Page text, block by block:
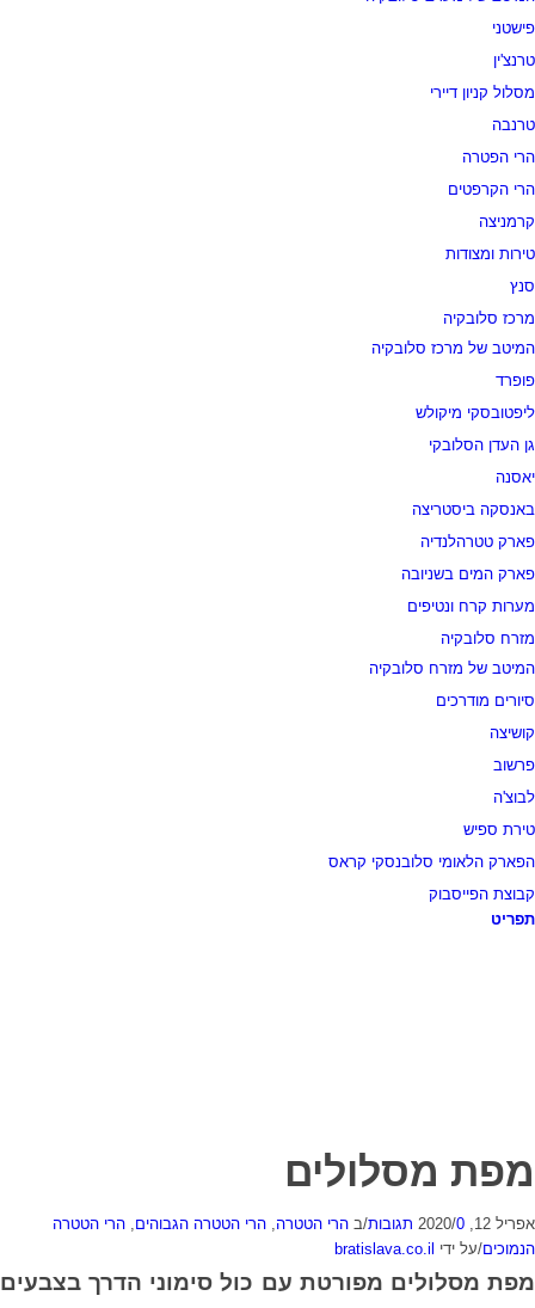
פישטני
טרנצ'ין
מסלול קניון דיירי
טרנבה
הרי הפטרה
הרי הקרפטים
קרמניצה
טירות ומצודות
סנץ
מרכז סלובקיה
המיטב של מרכז סלובקיה
פופרד
ליפטובסקי מיקולש
גן העדן הסלובקי
יאסנה
באנסקה ביסטריצה
פארק טטרהלנדיה
פארק המים בשניובה
מערות קרח ונטיפים
מזרח סלובקיה
המיטב של מזרח סלובקיה
סיורים מודרכים
קושיצה
פרשוב
לבוצ'ה
טירת ספיש
הפארק הלאומי סלובנסקי קראס
קבוצת הפייסבוק
תפריט
מפת מסלולים
אפריל 12, 2020 /0 תגובות /ב הרי הטטרה, הרי הטטרה הגבוהים, הרי הטטרה
הנמוכים/על ידי bratislava.co.il
מפת מסלולים מפורטת עם כול סימוני הדרך בצבעים